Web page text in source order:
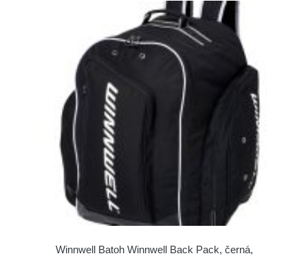
Winnwell Batoh Winnwell Back Pack, černá,